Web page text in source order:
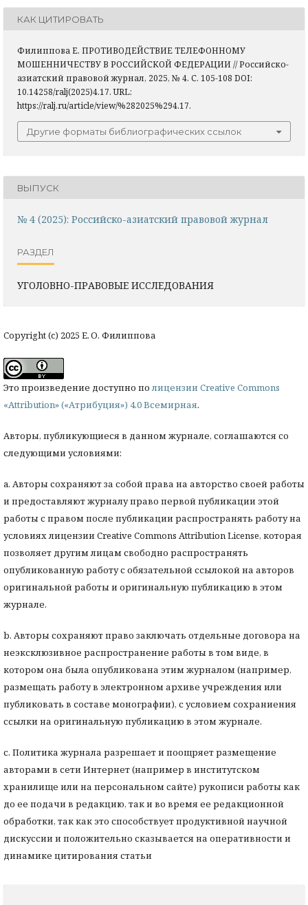
КАК ЦИТИРОВАТЬ
Филиппова Е. ПРОТИВОДЕЙСТВИЕ ТЕЛЕФОННОМУ
МОШЕННИЧЕСТВУ В РОССИЙСКОЙ ФЕДЕРАЦИИ // Российско-
азиатский правовой журнал, 2025, № 4. С. 105-108 DOI:
10.14258/ralj(2025)4.17. URL:
https://ralj.ru/article/view/%282025%294.17.
Другие форматы библиографических ссылок
ВЫПУСК
№ 4 (2025): Российско-азиатский правовой журнал
РАЗДЕЛ
УГОЛОВНО-ПРАВОВЫЕ ИССЛЕДОВАНИЯ
Copyright (c) 2025 Е. О. Филиппова
Это произведение доступно полицензии Creative Commons
«Attribution» («Атрибуция») 4.0 Всемирная.
Авторы, публикующиеся в данном журнале, соглашаются со
следующими условиями:
a. Авторы сохраняют за собой права на авторство своей работы
и предоставляют журналу право первой публикации этой
работы с правом после публикации распространять работу на
условиях лицензии Creative Commons Attribution License, которая
позволяет другим лицам свободно распространять
опубликованную работу с обязательной ссылокой на авторов
оригинальной работы и оригинальную публикацию в этом
журнале.
b. Авторы сохраняют право заключать отдельные договора на
неэксклюзивное распространение работы в том виде, в
котором она была опубликована этим журналом (например,
размещать работу в электронном архиве учреждения или
публиковать в составе монографии), с условием сохраниения
ссылки на оригинальную публикацию в этом журнале.
с. Политика журнала разрешает и поощряет размещение
авторами в сети Интернет (например в институтском
хранилище или на персональном сайте) рукописи работы как
до ее подачи в редакцию, так и во время ее редакционной
обработки, так как это способствует продуктивной научной
дискуссии и положительно сказывается на оперативности и
динамике цитирования статьи